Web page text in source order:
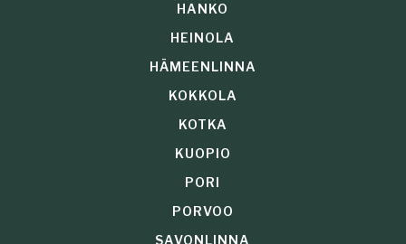
HANKO
HEINOLA
HÄMEENLINNA
KOKKOLA
KOTKA
KUOPIO
PORI
PORVOO
SAVONLINNA